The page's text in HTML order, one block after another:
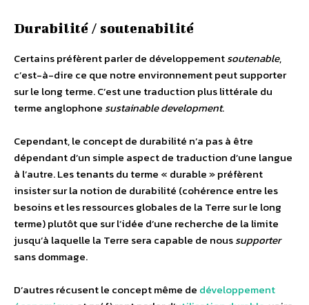
Durabilité / soutenabilité
Certains préfèrent parler de développementsoutenable,
c’est-à-dire ce que notre environnement peut supporter
sur le long terme. C’est une traduction plus littérale du
terme anglophone sustainable development.
Cependant, le concept de durabilité n’a pas à être
dépendant d’un simple aspect de traduction d’une langue
à l’autre. Les tenants du terme « durable » préfèrent
insister sur la notion de durabilité (cohérence entre les
besoins et les ressources globales de la Terre sur le long
terme) plutôt que sur l’idée d’une recherche de la limite
jusqu’à laquelle la Terre sera capable de noussupporter
sans dommage.
D’autres récusent le concept même de développement